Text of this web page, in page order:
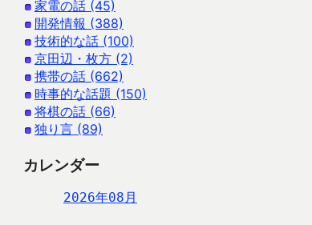
家電の話 (45)
開発情報 (388)
技術的な話 (100)
京田辺・枚方 (2)
携帯の話 (662)
時事的な話題 (150)
将棋の話 (66)
独り言 (89)
カレンダー
2026年08月